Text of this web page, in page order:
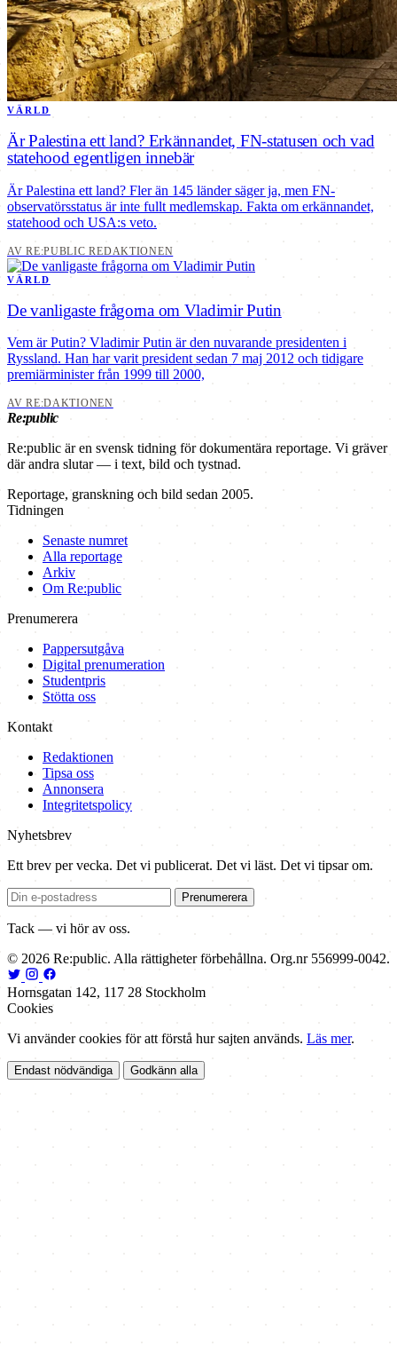
VÄRLD
Är Palestina ett land? Erkännandet, FN-statusen och vad
statehood egentligen innebär
Är Palestina ett land? Fler än 145 länder säger ja, men FN-
observatörsstatus är inte fullt medlemskap. Fakta om erkännandet,
statehood och USA:s veto.
AV RE:PUBLIC REDAKTIONEN
VÄRLD
De vanligaste frågorna om Vladimir Putin
Vem är Putin? Vladimir Putin är den nuvarande presidenten i
Ryssland. Han har varit president sedan 7 maj 2012 och tidigare
premiärminister från 1999 till 2000,
AV RE:DAKTIONEN
Re:public
Re:public är en svensk tidning för dokumentära reportage. Vi gräver
där andra slutar — i text, bild och tystnad.
Reportage, granskning och bild sedan 2005.
Tidningen
Senaste numret
Alla reportage
Arkiv
Om Re:public
Prenumerera
Pappersutgåva
Digital prenumeration
Studentpris
Stötta oss
Kontakt
Redaktionen
Tipsa oss
Annonsera
Integritetspolicy
Nyhetsbrev
Ett brev per vecka. Det vi publicerat. Det vi läst. Det vi tipsar om.
Prenumerera
Tack — vi hör av oss.
© 2026 Re:public. Alla rättigheter förbehållna. Org.nr 556999-0042.
Hornsgatan 142, 117 28 Stockholm
Cookies
Vi använder cookies för att förstå hur sajten används. Läs mer.
Endast nödvändiga Godkänn alla